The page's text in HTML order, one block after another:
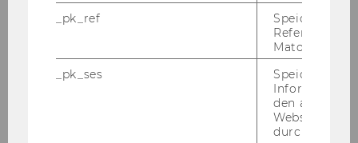
Mitteilungsblatt vom 07.
Juli 2021, 46. Stück
Mitteilungsblatt vom 14.
Juli 2021, 47. Stück
Mitteilungsblatt vom 21.
Juli 2021, 48. Stück
_pk_ref
Speicherung
Referrers
Matomo.
_pk_ses
Speicherung
den aktuellen
durch